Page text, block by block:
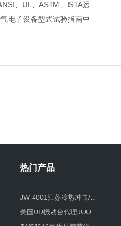
、UL、ASTM、ISTA运
电子设备型式试验指南中
热门产品
JW-4001江苏冷热冲击/温度冲击/高低温冲击试验箱
美国UD振动台代理JOOWAY振动台跻身世界四强